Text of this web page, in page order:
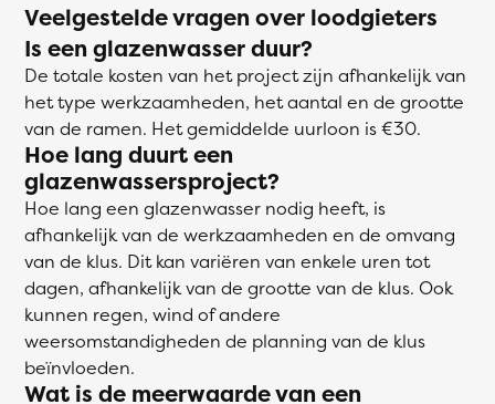
Veelgestelde vragen over loodgieters
Is een glazenwasser duur?
De totale kosten van het project zijn afhankelijk van
het type werkzaamheden, het aantal en de grootte
van de ramen. Het gemiddelde uurloon is €30.
Hoe lang duurt een
glazenwassersproject?
Hoe lang een glazenwasser nodig heeft, is
afhankelijk van de werkzaamheden en de omvang
van de klus. Dit kan variëren van enkele uren tot
dagen, afhankelijk van de grootte van de klus. Ook
kunnen regen, wind of andere
weersomstandigheden de planning van de klus
beïnvloeden.
Wat is de meerwaarde van een